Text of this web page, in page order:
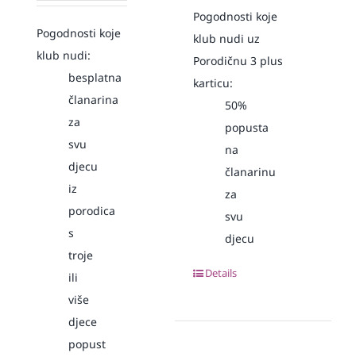
Pogodnosti koje
klub nudi:
besplatna
članarina
za
svu
djecu
iz
porodica
s
troje
ili
više
djece
popust
Pogodnosti koje
klub nudi uz
Porodičnu 3 plus
karticu:
50%
popusta
na
članarinu
za
svu
djecu
Details